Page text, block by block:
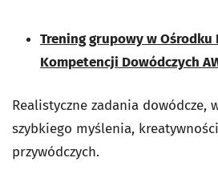
Trening grupowy w Ośrodku
Kompetencji Dowódczych
Realistyczne zadania dowódcze,
szybkiego myślenia,
przywódczych.